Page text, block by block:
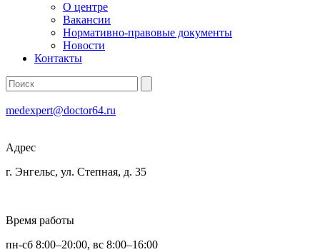
О центре
Вакансии
Нормативно-правовые документы
Новости
Контакты
medexpert@doctor64.ru
Адрес
г. Энгельс, ул. Степная, д. 35
Время работы
пн-сб 8:00–20:00, вс 8:00–16:00